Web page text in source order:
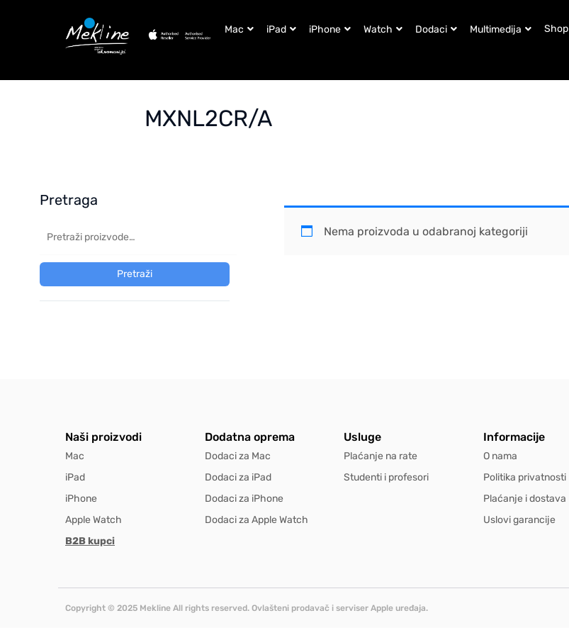
Mac iPad iPhone Watch Dodaci Multimedija Shop
MXNL2CR/A
Pretraga
Pretraži
Nema proizvoda u odabranoj kategoriji
Naši proizvodi
Mac
iPad
iPhone
Apple Watch
B2B kupci
Dodatna oprema
Dodaci za Mac
Dodaci za iPad
Dodaci za iPhone
Dodaci za Apple Watch
Usluge
Plaćanje na rate
Studenti i profesori
Informacije
O nama
Politika privatnosti
Plaćanje i dostava
Uslovi garancije
Copyright © 2025 Mekline All rights reserved. Ovlašteni prodavač i serviser Apple uređaja.